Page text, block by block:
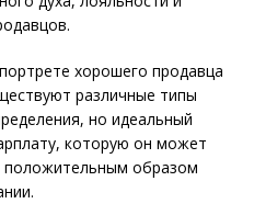
хорошего продавца
различные типы
но идеальный
которую он может
положительным образом